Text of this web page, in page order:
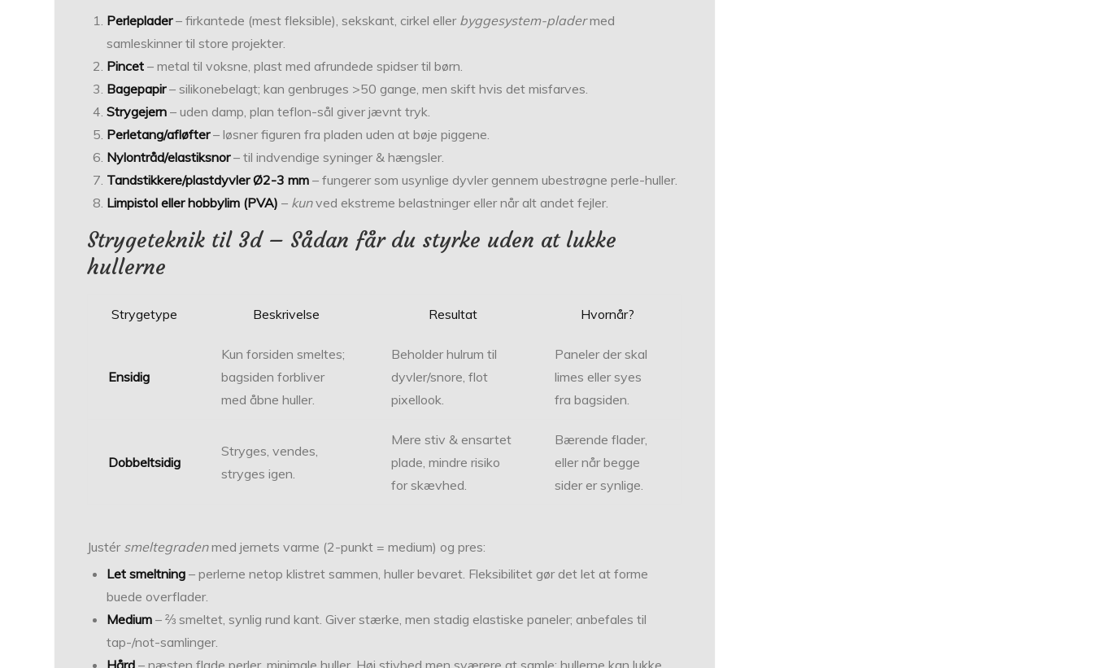
Perleplader– firkantede (mest fleksible), sekskant, cirkel eller byggesystem-pladermed
samleskinner til store projekter.
Pincet – metal til voksne, plast med afrundede spidser til børn.
Bagepapir– silikonebelagt; kan genbruges >50 gange, men skift hvis det misfarves.
Strygejern – uden damp, plan teflon-sål giver jævnt tryk.
Perletang/afløfter– løsner figuren fra pladen uden at bøje piggene.
Nylontråd/elastiksnor– til indvendige syninger & hængsler.
Tandstikkere/plastdyvler Ø2-3 mm – fungerer som usynlige dyvler gennem ubestrøgne perle-huller.
Limpistol eller hobbylim (PVA) – kunved ekstreme belastninger eller når alt andet fejler.
Strygeteknik til 3d – Sådan får du styrke uden at lukke
hullerne
Strygetype Beskrivelse Resultat Hvornår?
Ensidig
Kun forsiden smeltes;
bagsiden forbliver
med åbne huller.
Beholder hulrum til
dyvler/snore, flot
pixellook.
Paneler der skal
limes eller syes
fra bagsiden.
Dobbeltsidig
Stryges, vendes,
stryges igen.
Mere stiv & ensartet
plade, mindre risiko
for skævhed.
Bærende flader,
eller når begge
sider er synlige.
Justér smeltegradenmed jernets varme (2-punkt = medium) og pres:
Let smeltning – perlerne netop klistret sammen, huller bevaret. Fleksibilitet gør det let at forme
buede overflader.
Medium – ⅔ smeltet, synlig rund kant. Giver stærke, men stadig elastiske paneler; anbefales til
tap-/not-samlinger.
Hård – næsten flade perler, minimale huller. Høj stivhed men sværere at samle; hullerne kan lukke